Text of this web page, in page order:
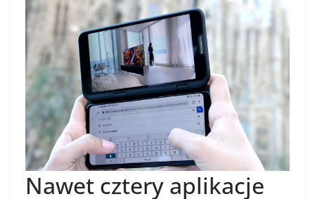
Nawet cztery aplikacje